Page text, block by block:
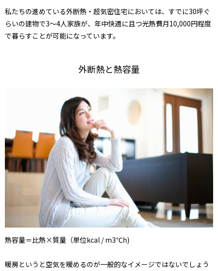
私たちの進めている外断熱・超気密住宅においては、すでに30坪ぐ
らいの建物で3～4人家族が、年中快適に且つ光熱費月10,000円程度
で暮らすことが可能になっています。
外断熱と熱容量
熱容量＝比熱×質量（単位kcal / m3℃h)
暖房というと空気を暖めるのが一般的なイメージではないでしょう